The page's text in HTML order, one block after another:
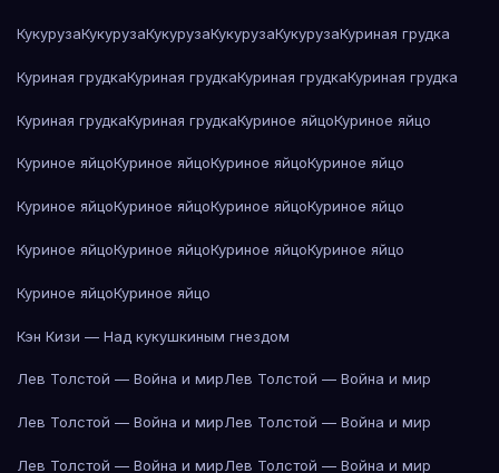
КукурузаКукурузаКукурузаКукурузаКукурузаКуриная грудка
Куриная грудкаКуриная грудкаКуриная грудкаКуриная грудка
Куриная грудкаКуриная грудкаКуриное яйцоКуриное яйцо
Куриное яйцоКуриное яйцоКуриное яйцоКуриное яйцо
Куриное яйцоКуриное яйцоКуриное яйцоКуриное яйцо
Куриное яйцоКуриное яйцоКуриное яйцоКуриное яйцо
Куриное яйцоКуриное яйцо
Кэн Кизи — Над кукушкиным гнездом
Лев Толстой — Война и мирЛев Толстой — Война и мир
Лев Толстой — Война и мирЛев Толстой — Война и мир
Лев Толстой — Война и мирЛев Толстой — Война и мир